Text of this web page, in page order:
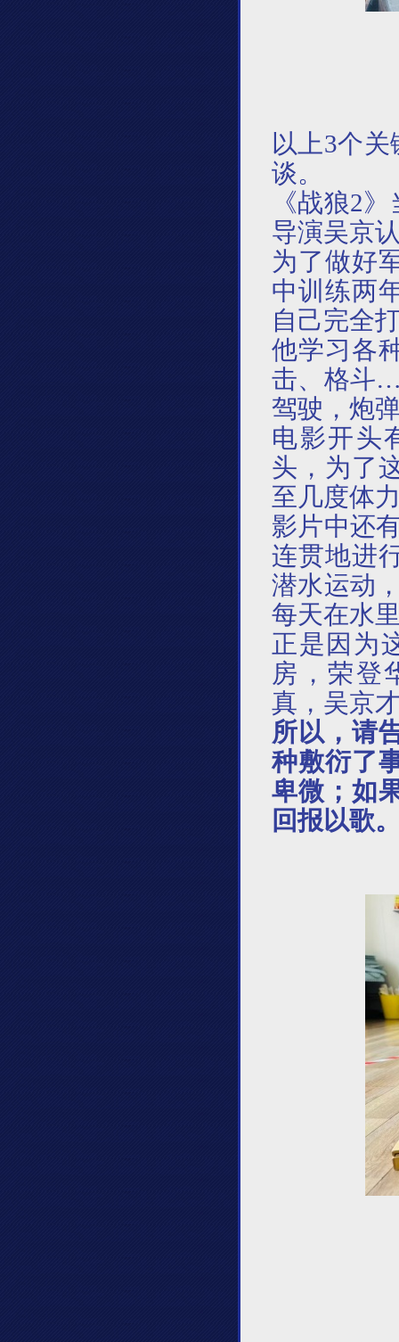
以上3个关
谈。
《战狼2》
导演吴京
为了做好
中训练两
自己完全
他学习各
击、格斗
驾驶，炮
电影开头
头，为了
至几度体
影片中还
连贯地进
潜水运动
每天在水
正是因为
房，荣登
真，吴京
所以，请
种敷衍了
卑微；如
回报以歌